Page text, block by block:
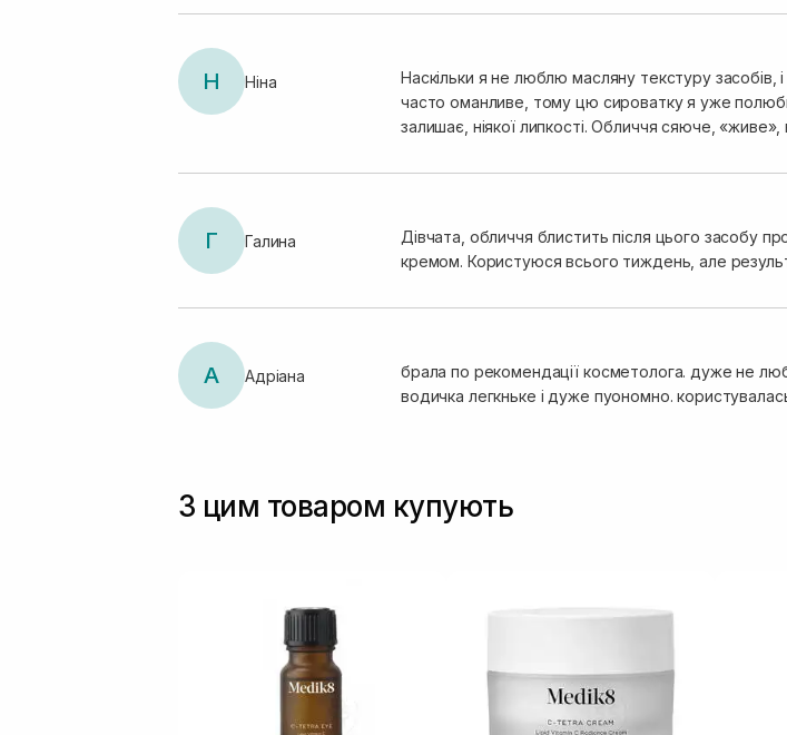
Н Ніна
Наскільки я не люблю масляну текстуру
часто оманливе, тому цю сироватку я уже
залишає, ніякої липкості. Обличчя сяюче,
Г Галина
Дівчата, обличчя блистить після цього засобу
кремом. Користуюся всього тиждень, але
А Адріана
брала по рекомендації косметолога. дуже не
водичка легкньке і дуже пуономно.
З цим товаром купують